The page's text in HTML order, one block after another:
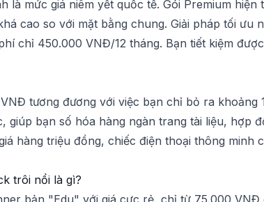
mức giá niêm yết quốc tế. Gói Premium hiện
cao so với mặt bằng chung. Giải pháp tối ưu
chỉ 450.000 VNĐ/12 tháng. Bạn tiết kiệm
tương đương với việc bạn chỉ bỏ ra khoảng
bạn số hóa hàng ngàn trang tài liệu, hợp
hàng triệu đồng, chiếc điện thoại thông minh
trôi nổi là gì?
bản "Edu" với giá cực rẻ, chỉ từ 75.000 VNĐ